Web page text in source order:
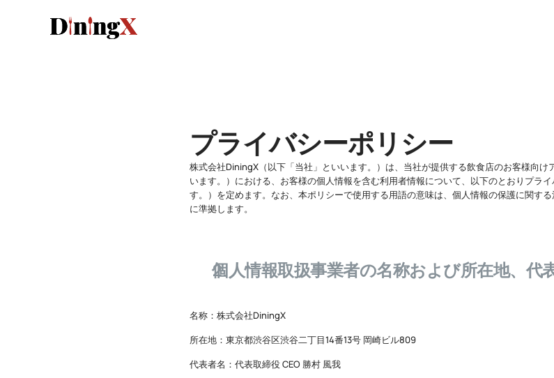
プライバシーポリシー
株式会社DiningX（以下「当社」といいます。）は、当社が提供する飲食店のお客様向
います。）における、お客様の個人情報を含む利用者情報について、以下のとおりプラ
す。）を定めます。なお、本ポリシーで使用する用語の意味は、個人情報の保護に関す
に準拠します。
個人情報取扱事業者の名称および所在地、代
名称：株式会社DiningX
所在地：東京都渋谷区渋谷二丁目14番13号 岡崎ビル809
代表者名：代表取締役 CEO 勝村 風我